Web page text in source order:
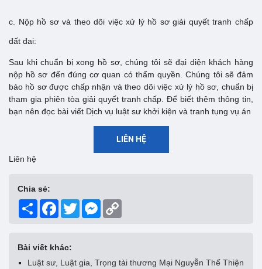
c. Nộp hồ sơ và theo dõi việc xử lý hồ sơ giải quyết tranh chấp
đất đai:
Sau khi chuẩn bị xong hồ sơ, chúng tôi sẽ đại diện khách hàng
nộp hồ sơ đến đúng cơ quan có thẩm quyền. Chúng tôi sẽ đảm
bảo hồ sơ được chấp nhận và theo dõi việc xử lý hồ sơ, chuẩn bị
tham gia phiên tòa giải quyết tranh chấp. Để biết thêm thông tin,
bạn nên đọc bài viết Dịch vụ luật sư khởi kiện và tranh tụng vụ án
LIÊN HỆ
Liên hệ
Chia sẻ:
Share Facebook
Twitter Messenger
Bài viết khác:
Luật sư, Luật gia, Trọng tài thương Mại Nguyễn Thế Thiện